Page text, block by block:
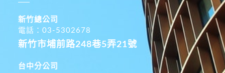
新竹總公司
電話：03-5302678
新竹市埔前路248巷5弄21號
台中分公司